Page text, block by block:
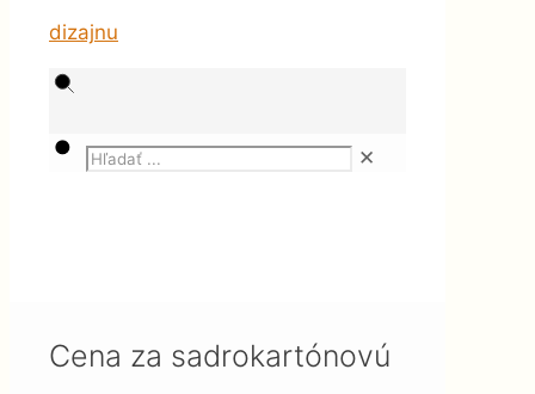
✕
Cena za sadrokartónovú